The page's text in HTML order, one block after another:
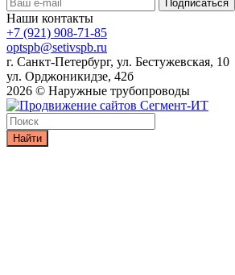
Наши контакты
+7 (921) 908-71-85
optspb@setivspb.ru
г. Санкт-Петербург, ул. Бестужевская, 10
ул. Орджоникидзе, 42б
2026 © Наружные трубопроводы
Найти